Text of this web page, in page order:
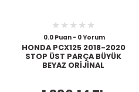
0.0 Puan - 0 Yorum
HONDA PCX125 2018-2020
STOP ÜST PARÇA BÜYÜK
BEYAZ ORİJİNAL